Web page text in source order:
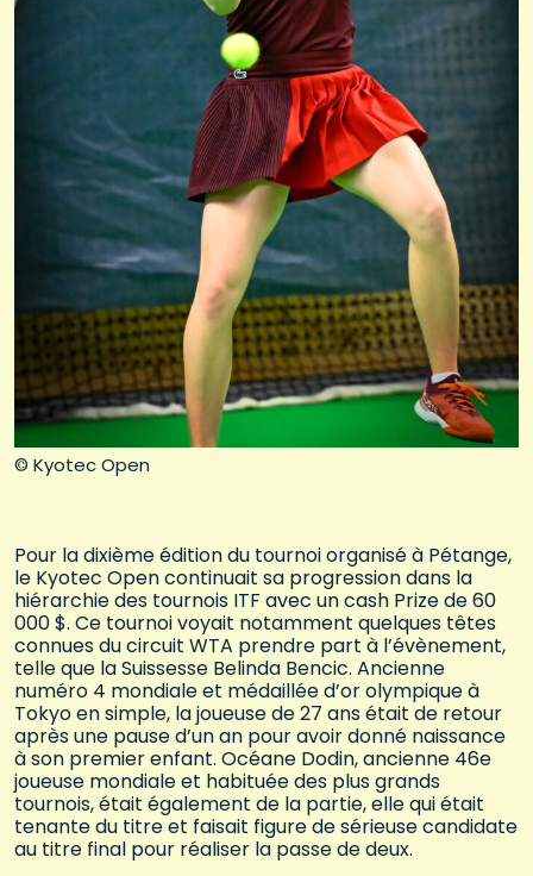
© Kyotec Open
Pour la dixième édition du tournoi organisé à Pétange,
le Kyotec Open continuait sa progression dans la
hiérarchie des tournois ITF avec un cash Prize de 60
000 $. Ce tournoi voyait notamment quelques têtes
connues du circuit WTA prendre part à l’évènement,
telle que la Suissesse Belinda Bencic. Ancienne
numéro 4 mondiale et médaillée d’or olympique à
Tokyo en simple, la joueuse de 27 ans était de retour
après une pause d’un an pour avoir donné naissance
à son premier enfant. Océane Dodin, ancienne 46e
joueuse mondiale et habituée des plus grands
tournois, était également de la partie, elle qui était
tenante du titre et faisait figure de sérieuse candidate
au titre final pour réaliser la passe de deux.